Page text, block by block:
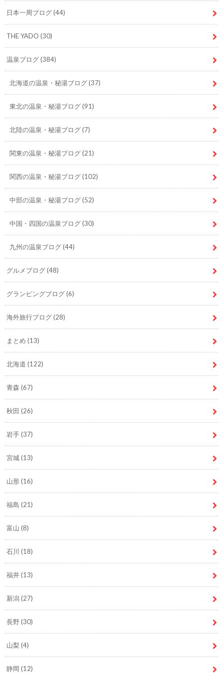
日本一周ブログ(44)
THE YADO (30)
温泉ブログ(384)
北海道の温泉・秘湯ブログ(37)
東北の温泉・秘湯ブログ(91)
北陸の温泉・秘湯ブログ(7)
関東の温泉・秘湯ブログ(21)
関西の温泉・秘湯ブログ(102)
中部の温泉・秘湯ブログ(52)
中国・四国の温泉ブログ(30)
九州の温泉ブログ(44)
グルメブログ(48)
グランピングブログ(6)
海外旅行ブログ(28)
まとめ (13)
北海道 (122)
青森 (67)
秋田 (26)
岩手(37)
宮城(13)
山形(16)
福島 (21)
富山 (8)
石川 (18)
福井(13)
新潟(27)
長野(30)
山梨 (4)
静岡 (12)